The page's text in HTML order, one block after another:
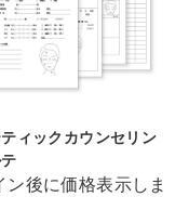
ィックカウンセリン
ン後に価格表示しま